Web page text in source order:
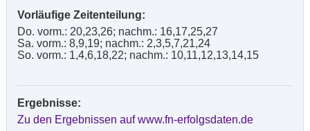
Vorläufige Zeitenteilung:
Do. vorm.: 20,23,26; nachm.: 16,17,25,27
Sa. vorm.: 8,9,19; nachm.: 2,3,5,7,21,24
So. vorm.: 1,4,6,18,22; nachm.: 10,11,12,13,14,15
Ergebnisse:
Zu den Ergebnissen auf www.fn-erfolgsdaten.de